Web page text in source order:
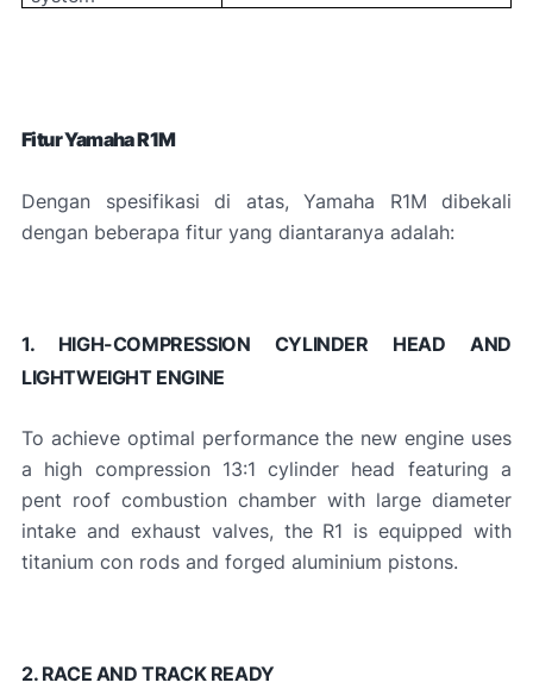
Fitur Yamaha R1M
Dengan spesifikasi di atas, Yamaha R1M dibekali
dengan beberapa fitur yang diantaranya adalah:
1. HIGH-COMPRESSION CYLINDER HEAD AND
LIGHTWEIGHT ENGINE
To achieve optimal performance the new engine uses
a high compression 13:1 cylinder head featuring a
pent roof combustion chamber with large diameter
intake and exhaust valves, the R1 is equipped with
titanium con rods and forged aluminium pistons.
2. RACE AND TRACK READY